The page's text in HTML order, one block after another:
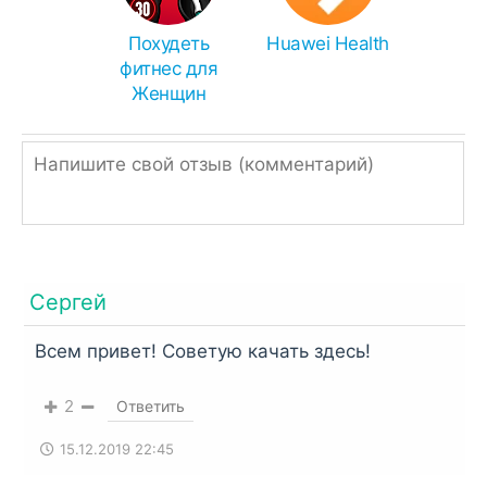
расширение.
Однако, если ссылка подписана, как ZIP или
RAR, значит архив нужно распаковать
Commander.
Похудеть
фитнес для
Женщин
Huawei Health
Сергей
Всем привет! Советую качать здесь!
2 Ответить
15.12.2019 22:45